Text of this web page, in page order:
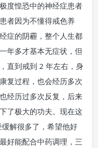
度惶恐中的神经症患者
者因为不懂得戒色养
症的阴霾，整个人生都
年多才基本无症状，但
直到戒到 2 年左右，身
复过程，也会经历多次
经历过多次反复，后来
了极大的功夫。现在这
解很多了，希望他好
好能配合中药调理，三